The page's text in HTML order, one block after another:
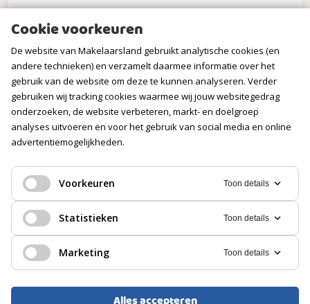
Verstuur mijn aanvraag
Wij gaan zorgvuldig om met jouw gegevens. Meer
informatie vind je in onze
Cookie voorkeuren
De website van Makelaarsland gebruikt analytische cookies (en
andere technieken) en verzamelt daarmee informatie over het
gebruik van de website om deze te kunnen analyseren. Verder
gebruiken wij tracking cookies waarmee wij jouw websitegedrag
onderzoeken, de website verbeteren, markt- en doelgroep
analyses uitvoeren en voor het gebruik van social media en online
advertentiemogelijkheden.
Voorkeuren Toon details
Statistieken Toon details
Marketing Toon details